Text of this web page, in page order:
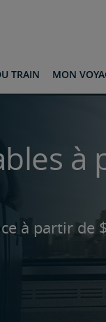
TRAIN MON
à
à partir de